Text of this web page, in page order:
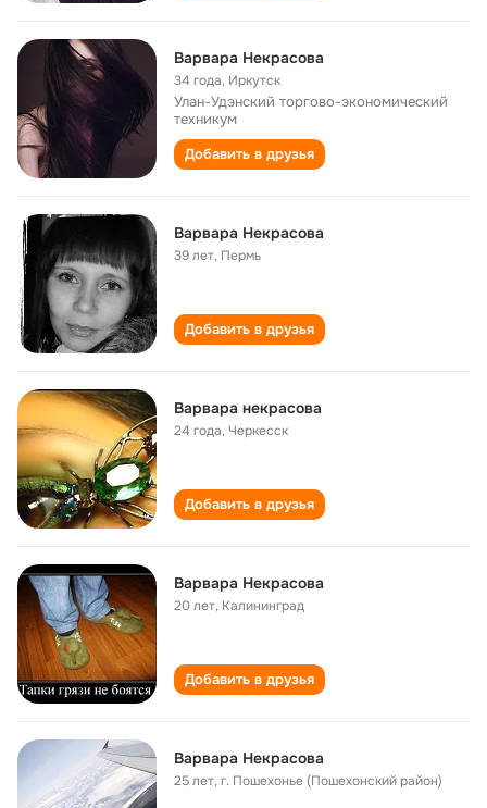
Варвара Некрасова
34 года, Иркутск
Улан-Удэнский торгово-экономический
техникум
Добавить в друзья
Варвара Некрасова
39 лет, Пермь
Добавить в друзья
Варвара некрасова
24 года,Черкесск
Добавить в друзья
Варвара Некрасова
20 лет, Калининград
Добавить в друзья
Варвара Некрасова
25 лет,г. Пошехонье (Пошехонский район)